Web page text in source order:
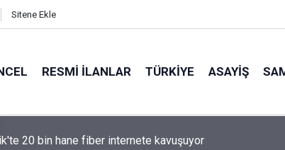
Sitene Ekle
RESMI İLANLAR TÜRKİYE ASAYİŞ
20 bin hane fiber internete kavuşuyor